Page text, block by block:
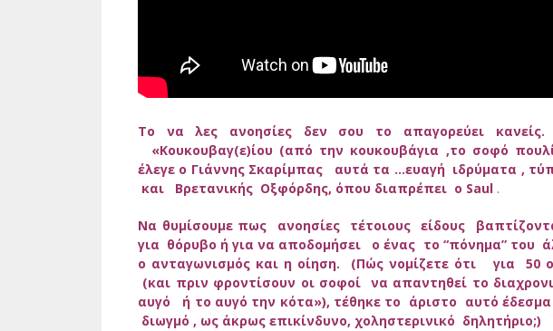
Το να λες ανοησίες δεν σου το απαγορεύει κανείς.
«Κουκουβαγ(ε)ίου (από την κουκουβάγια ,το σοφό
έλεγε ο Γιάννης Σκαρίμπας αυτά τα …ευαγή ιδρύματα ,
και Βρετανικής Οξφόρδης, όπου διαπρέπει ο Saul .
Να θυμίσουμε πως ανοησίες τέτοιους είδους
για θόρυβο ή για να αποδομήσει ο ένας το “πόνημα” του
ο ανταγωνισμός και η οίηση. (Πώς νομίζετε ότι για 50
(και πριν φροντίσουν οι σοφοί να απαντηθεί το
αυγό ή το αυγό την κότα»), τέθηκε το άριστο αυτό
διωγμό , ως άκρως επικίνδυνο, χοληστερινικό δηλητήριο;)